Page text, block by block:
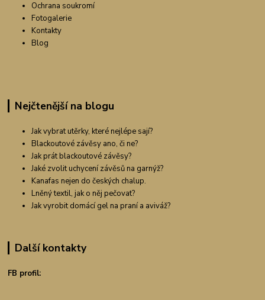
Ochrana soukromí
Fotogalerie
Kontakty
Blog
Nejčtenější na blogu
Jak vybrat utěrky, které nejlépe sají?
Blackoutové závěsy ano, či ne?
Jak prát blackoutové závěsy?
Jaké zvolit uchycení závěsů na garnýž?
Kanafas nejen do českých chalup.
Lněný textil, jak o něj pečovat?
Jak vyrobit domácí gel na praní a aviváž?
Další kontakty
FB profil: